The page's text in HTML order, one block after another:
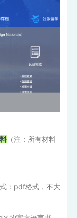
（注：所有材料
式：pdf格式，不大